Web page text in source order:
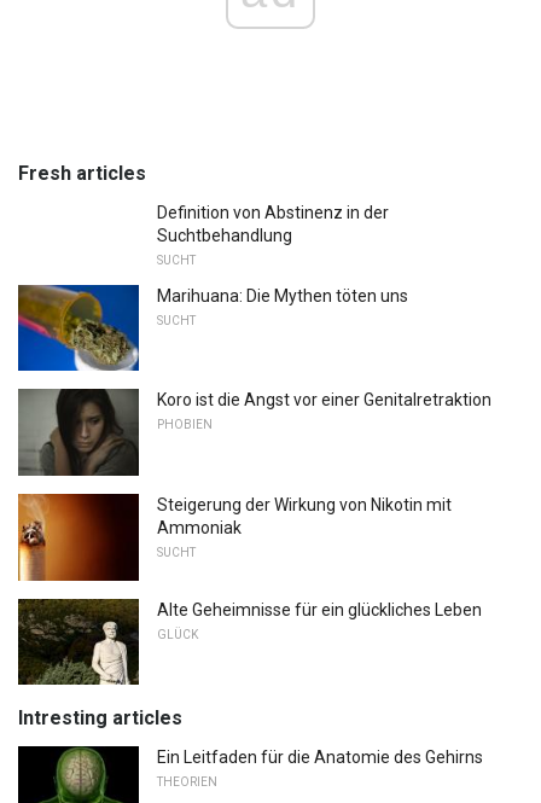
Fresh articles
Definition von Abstinenz in der
Suchtbehandlung
SUCHT
Marihuana: Die Mythen töten uns
SUCHT
Koro ist die Angst vor einer Genitalretraktion
PHOBIEN
Steigerung der Wirkung von Nikotin mit
Ammoniak
SUCHT
Alte Geheimnisse für ein glückliches Leben
GLÜCK
Intresting articles
Ein Leitfaden für die Anatomie des Gehirns
THEORIEN